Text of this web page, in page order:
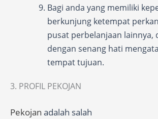
Bagi anda yang memiliki
berkunjung ketempat
pusat perbelanjaan lainnya,
dengan senang hati
tempat tujuan.
3. PROFIL PEKOJAN
Pekojan adalah salah